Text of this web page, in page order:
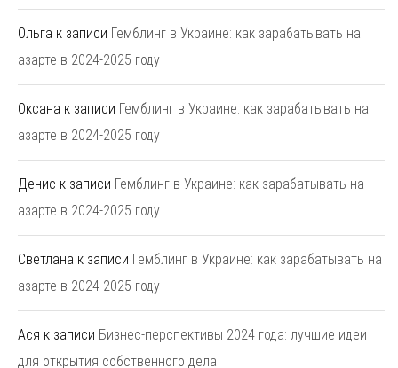
Ольга к записи Гемблинг в Украине: как зарабатывать на
азарте в 2024-2025 году
Оксана к записи Гемблинг в Украине: как зарабатывать на
азарте в 2024-2025 году
Денис к записи Гемблинг в Украине: как зарабатывать на
азарте в 2024-2025 году
Светлана к записи Гемблинг в Украине: как зарабатывать на
азарте в 2024-2025 году
Ася к записи Бизнес-перспективы 2024 года: лучшие идеи
для открытия собственного дела